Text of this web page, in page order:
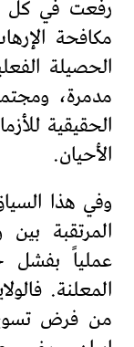
رُفعت في كل
مكافحة
الحصيلة
مدمرة،
الحقيقية
الأحيان.
وفي هذا
المرتقبة
عملياً بفشل
المعلنة.
من فرض